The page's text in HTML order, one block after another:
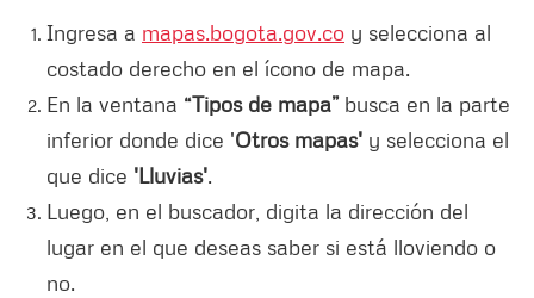
Ingresa a mapas.bogota.gov.co y selecciona al
costado derecho en el ícono de mapa.
En la ventana “Tipos de mapa” busca en la parte
inferior donde dice 'Otros mapas' y selecciona el
que dice 'Lluvias'.
Luego, en el buscador, digita la dirección del
lugar en el que deseas saber si está lloviendo o
no.